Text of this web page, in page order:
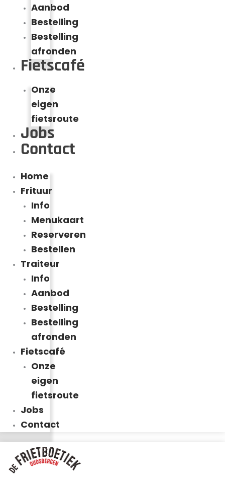
Aanbod
Bestelling
Bestelling
afronden
Fietscafé
Onze
eigen
fietsroute
Jobs
Contact
Home
Frituur
Info
Menukaart
Reserveren
Bestellen
Traiteur
Info
Aanbod
Bestelling
Bestelling
afronden
Fietscafé
Onze
eigen
fietsroute
Jobs
Contact